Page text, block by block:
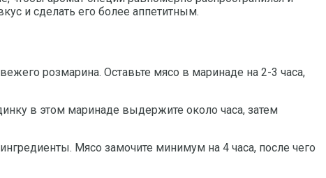
и сделать его более аппетитным.
розмарина. Оставьте мясо в маринаде на 2-3 часа,
в этом маринаде выдержите около часа, затем
Мясо замочите минимум на 4 часа, после чего